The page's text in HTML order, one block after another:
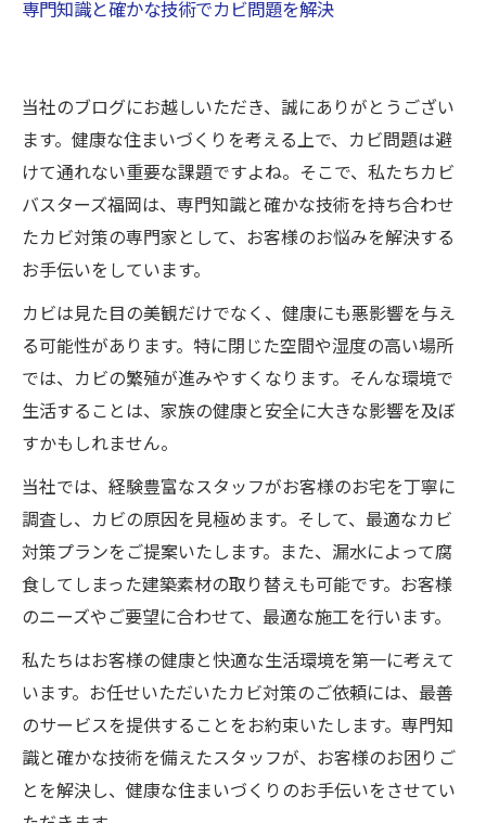
専門知識と確かな技術でカビ問題を解決
当社のブログにお越しいただき、誠にありがとうござい
ます。健康な住まいづくりを考える上で、カビ問題は避
けて通れない重要な課題ですよね。そこで、私たちカビ
バスターズ福岡は、専門知識と確かな技術を持ち合わせ
たカビ対策の専門家として、お客様のお悩みを解決する
お手伝いをしています。
カビは見た目の美観だけでなく、健康にも悪影響を与え
る可能性があります。特に閉じた空間や湿度の高い場所
では、カビの繁殖が進みやすくなります。そんな環境で
生活することは、家族の健康と安全に大きな影響を及ぼ
すかもしれません。
当社では、経験豊富なスタッフがお客様のお宅を丁寧に
調査し、カビの原因を見極めます。そして、最適なカビ
対策プランをご提案いたします。また、漏水によって腐
食してしまった建築素材の取り替えも可能です。お客様
のニーズやご要望に合わせて、最適な施工を行います。
私たちはお客様の健康と快適な生活環境を第一に考えて
います。お任せいただいたカビ対策のご依頼には、最善
のサービスを提供することをお約束いたします。専門知
識と確かな技術を備えたスタッフが、お客様のお困りご
とを解決し、健康な住まいづくりのお手伝いをさせてい